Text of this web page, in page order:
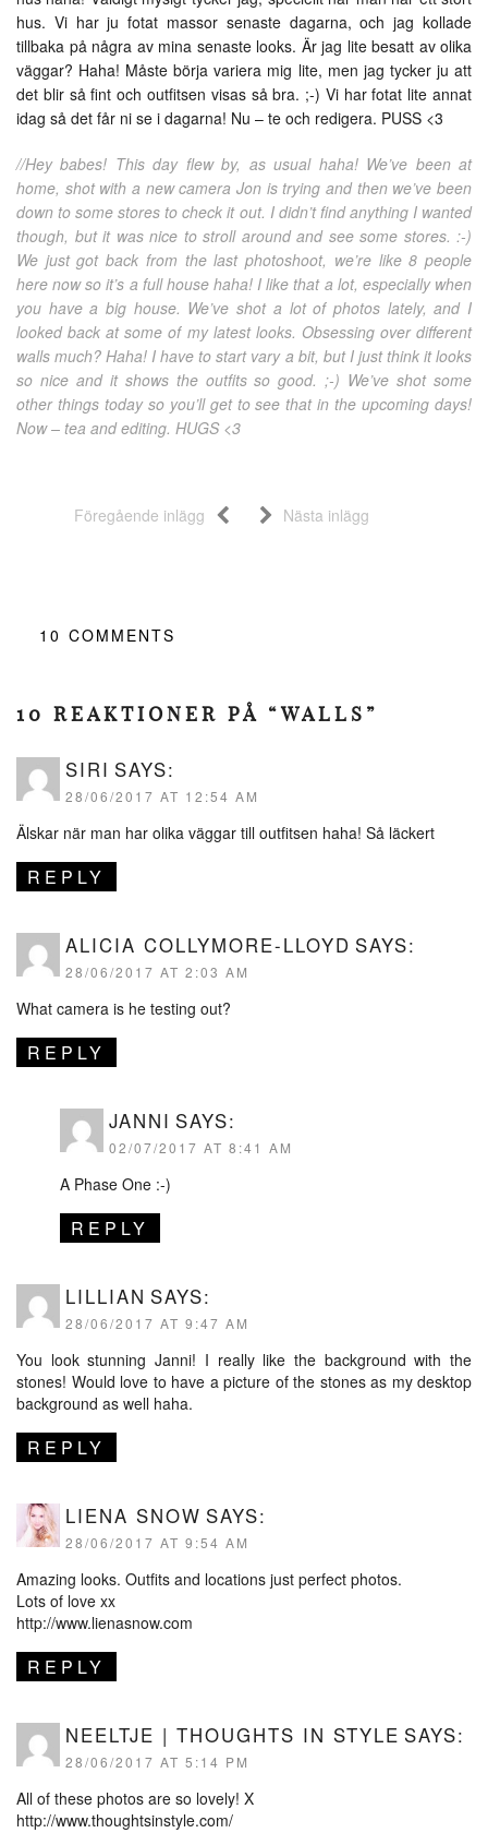
hus. Vi har ju fotat massor senaste dagarna, och jag kollade
tillbaka på några av mina senaste looks. Är jag lite besatt av olika
väggar? Haha! Måste börja variera mig lite, men jag tycker ju att
det blir så fint och outfitsen visas så bra. ;-) Vi har fotat lite annat
idag så det får ni se i dagarna! Nu – te och redigera. PUSS <3
//Hey babes! This day flew by, as usual haha! We’ve been at
home, shot with a new camera Jon is trying and then we’ve been
down to some stores to check it out. I didn’t find anything I wanted
though, but it was nice to stroll around and see some stores. :-)
We just got back from the last photoshoot, we’re like 8 people
here now so it’s a full house haha! I like that a lot, especially when
you have a big house. We’ve shot a lot of photos lately, and I
looked back at some of my latest looks. Obsessing over different
walls much? Haha! I have to start vary a bit, but I just think it looks
so nice and it shows the outfits so good. ;-) We’ve shot some
other things today so you’ll get to see that in the upcoming days!
Now – tea and editing. HUGS <3
Föregående inlägg Nästa inlägg
10 COMMENTS
10 REAKTIONER PÅ “WALLS”
SIRI SAYS:
28/06/2017 AT 12:54 AM
Älskar när man har olika väggar till outfitsen haha! Så läckert
REPLY
ALICIA COLLYMORE-LLOYD SAYS:
28/06/2017 AT 2:03 AM
What camera is he testing out?
REPLY
JANNI SAYS:
02/07/2017 AT 8:41 AM
A Phase One :-)
REPLY
LILLIAN SAYS:
28/06/2017 AT 9:47 AM
You look stunning Janni! I really like the background with the
stones! Would love to have a picture of the stones as my desktop
background as well haha.
REPLY
LIENA SNOW SAYS:
28/06/2017 AT 9:54 AM
Amazing looks. Outfits and locations just perfect photos.
Lots of love xx
http://www.lienasnow.com
REPLY
NEELTJE | THOUGHTS IN STYLE SAYS:
28/06/2017 AT 5:14 PM
All of these photos are so lovely! X
http://www.thoughtsinstyle.com/